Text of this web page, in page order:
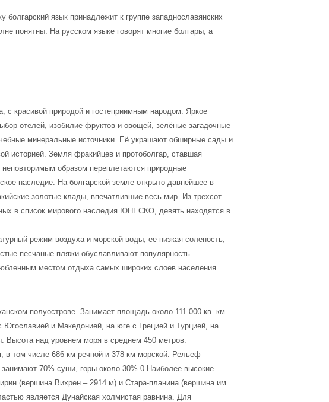
язык принадлежит к группе западнославянских
понятны. На русском языке говорят многие болгары, а
с красивой природой и гостеприимным народом. Яркое
отелей, изобилие фруктов и овощей, зелёные загадочные
минеральные источники. Её украшают обширные сады и
историей. Земля фракийцев и протоболгар, ставшая
образом переплетаются природные
наследие. На болгарской земле открыто давнейшее в
золотые клады, впечатлившие весь мир. Из трехсот
в список мирового наследия ЮНЕСКО, девять находятся в
режим воздуха и морской воды, ее низкая соленость,
песчаные пляжи обуславливают популярность
местом отдыха самых широких слоев населения.
полуострове. Занимает площадь около 111 000 кв. км.
и Македонией, на юге с Грецией и Турцией, на
Высота над уровнем моря в среднем 450 метров.
в том числе 686 км речной и 378 км морской. Рельеф
70% суши, горы около 30%.0 Наиболее высокие
(вершина Вихрен – 2914 м) и Стара-планина (вершина им.
является Дунайская холмистая равнина. Для